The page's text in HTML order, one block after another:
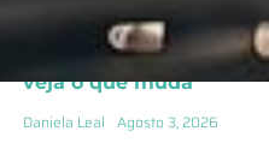
2026: Governo publica
novo cronograma dos
documentos fiscais;
veja o que muda
Daniela Leal Agosto 3, 2026